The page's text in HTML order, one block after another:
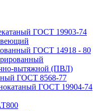
ГОСТ 19903-74
ГОСТ 14918 - 80
вытяжной (ПВЛ)
ГОСТ 8568-77
ГОСТ 19904-74